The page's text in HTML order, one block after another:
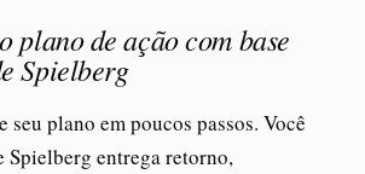
plano de ação com base
Spielberg
plano em poucos passos. Você
Spielberg entrega retorno,